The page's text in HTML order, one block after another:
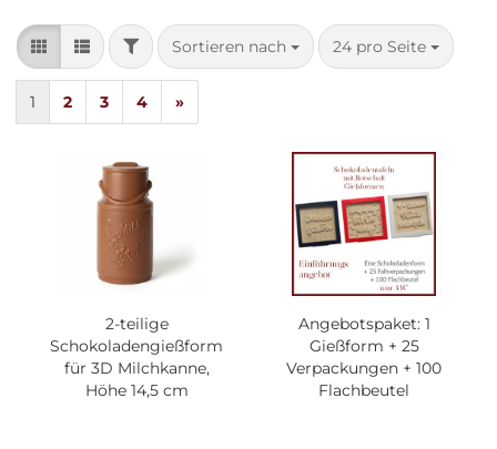
FILTERSortieren nach
Sortieren nach 24 pro Seite
pro Seite
1 2 3 4 »
2-teilige
Schokoladengießform
für 3D Milchkanne,
Höhe 14,5 cm
Angebotspaket: 1
Gießform + 25
Verpackungen + 100
Flachbeutel